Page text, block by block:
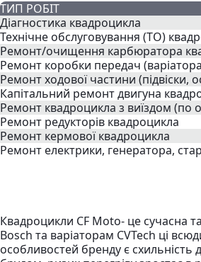
ТИП РОБІТ
Діагностика квадроцикла
Технічне обслуговування (ТО)
Ремонт/очищення карбюратора
Ремонт коробки передач
Ремонт ходової частини (підвіски,
Капітальний ремонт двигуна
Ремонт квадроцикла з виїздом (по
Ремонт редукторів квадроцикла
Ремонт кермової квадроцикла
Ремонт електрики, генератора,
Квадроцикли CF Moto- це сучасна
Bosch та варіаторам CVTech ці
особливостей бренду є схильність